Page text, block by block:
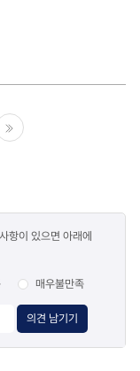
항이 있으면 아래에
매우불만족
의견 남기기